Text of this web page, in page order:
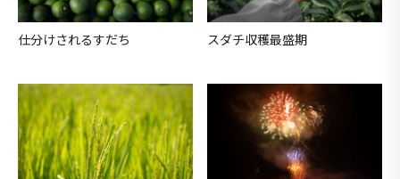
仕分けされるすだち スダチ収穫最盛期